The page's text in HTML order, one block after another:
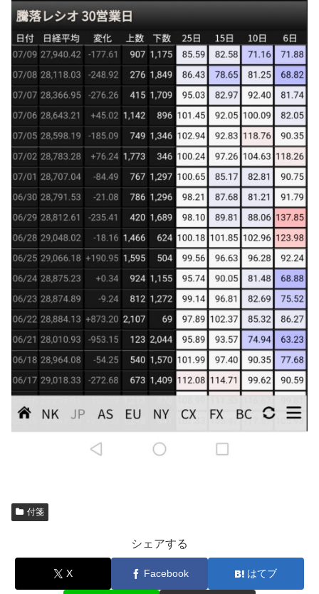
付箋
シェアする
X Facebook はてブ